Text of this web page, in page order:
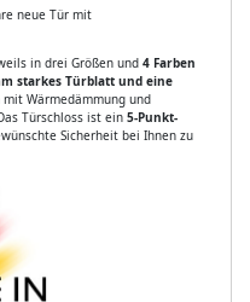
neue Tür mit
in drei Größen und 4 Farben
starkes Türblatt und eine
Wärmedämmung und
Türschloss ist ein 5-Punkt-
Sicherheit bei Ihnen zu